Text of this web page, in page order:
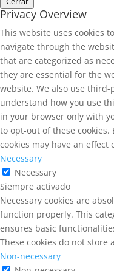
Privacy Overview
This website uses cookies
navigate through the
that are categorized as
they are essential for the
website. We also use
understand how you use
in your browser only with
to opt-out of these
cookies may have an
Necessary
Necessary
Siempre activado
Necessary cookies are
function properly. This
ensures basic
These cookies do not
Non-necessary